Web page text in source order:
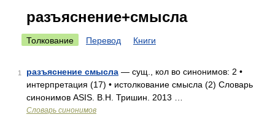
разъяснение+смысла
Толкование Перевод Книги
1 разъяснение смысла — сущ., кол во синонимов: 2 •
интерпретация (17) • истолкование смысла (2) Словарь
синонимов ASIS. В.Н. Тришин. 2013 …
Словарь синонимов